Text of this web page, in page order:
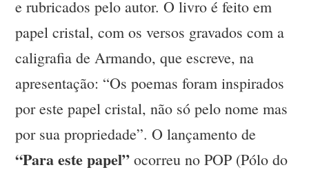
e rubricados pelo autor. O livro é feito em
papel cristal, com os versos gravados com a
caligrafia de Armando, que escreve, na
apresentação: “Os poemas foram inspirados
por este papel cristal, não só pelo nome mas
por sua propriedade”. O lançamento de
“Para este papel” ocorreu no POP (Pólo do